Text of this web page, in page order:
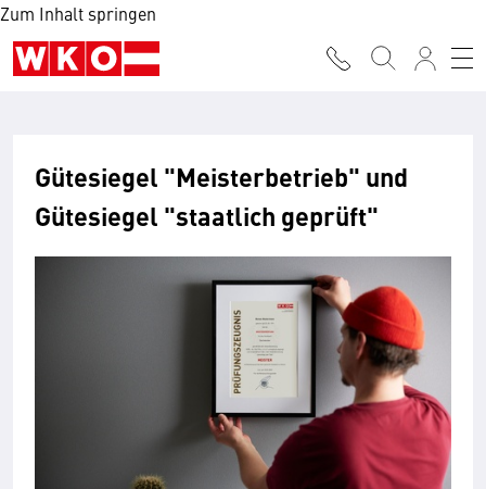
Zum Inhalt springen
Gütesiegel "Meisterbetrieb" und
Gütesiegel "staatlich geprüft"